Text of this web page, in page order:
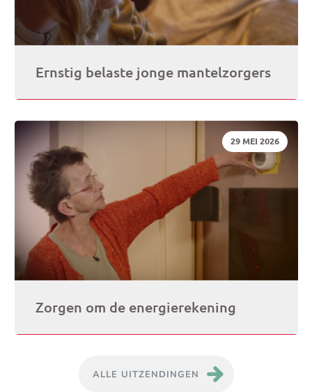
Ernstig belaste jonge mantelzorgers
DATUM:
29 MEI 2026
Zorgen om de energierekening
ALLE UITZENDINGEN